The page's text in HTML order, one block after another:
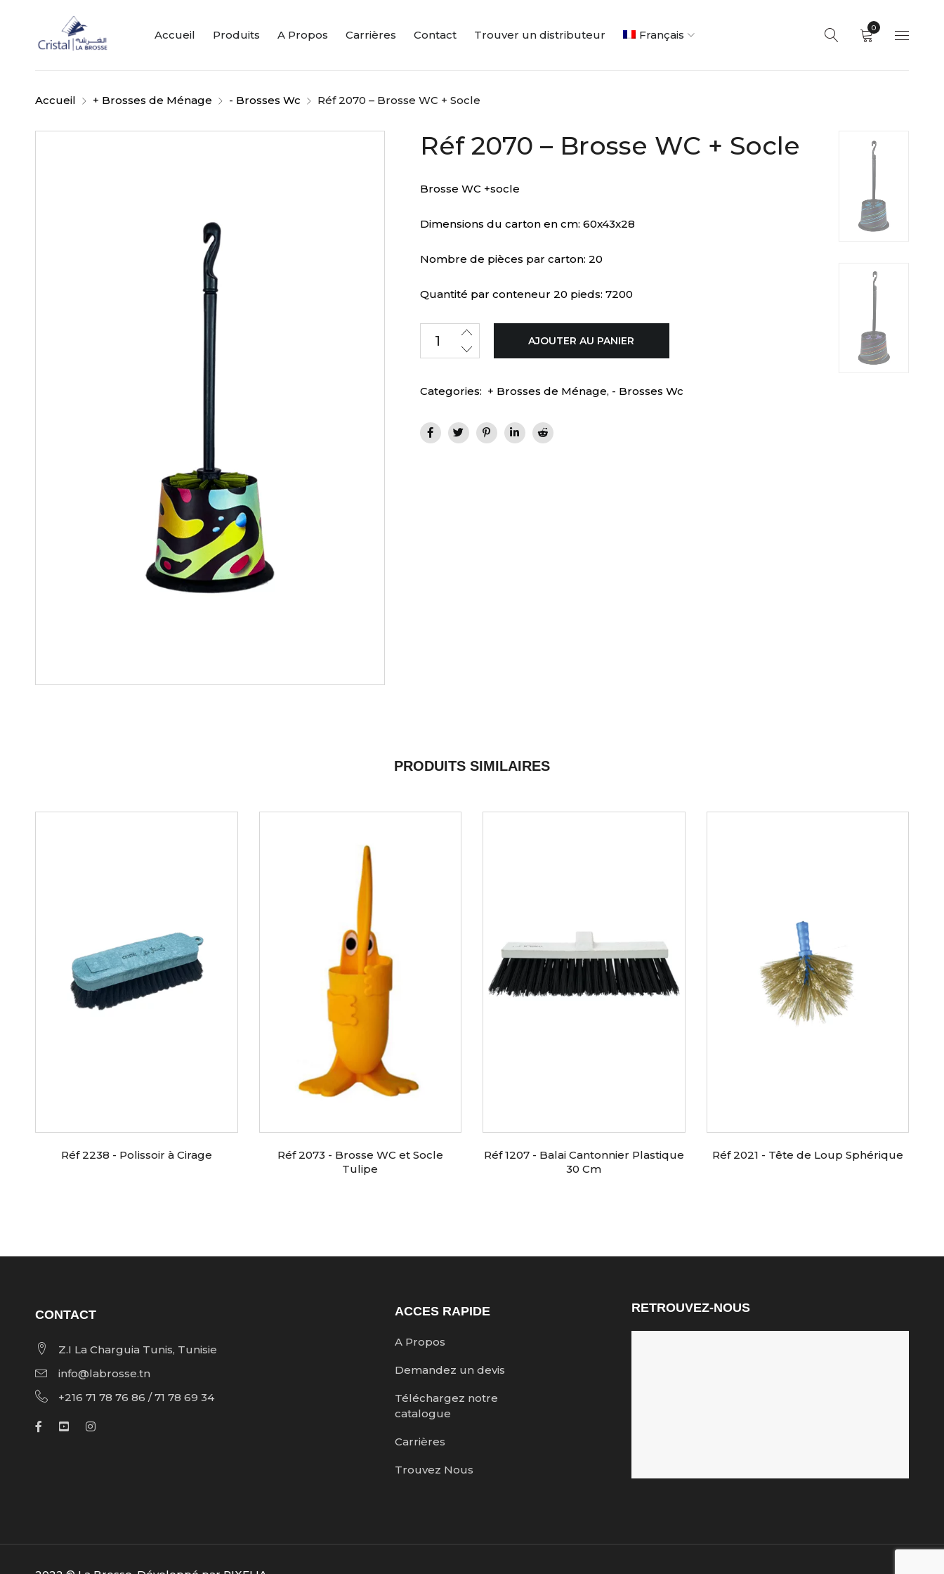
Accueil Produits A Propos Carrières Contact Trouver un distributeur Français
0
Accueil + Brosses de Ménage - Brosses Wc Réf 2070 – Brosse WC + Socle
Réf 2070 – Brosse WC + Socle
Brosse WC +socle
Dimensions du carton en cm: 60x43x28
Nombre de pièces par carton: 20
Quantité par conteneur 20 pieds: 7200
AJOUTER AU PANIER
Categories: + Brosses de Ménage, - Brosses Wc
PRODUITS SIMILAIRES
Réf 2238 - Polissoir à Cirage
Réf 2073 - Brosse WC et Socle
Tulipe
Réf 1207 - Balai Cantonnier Plastique
30 Cm
Réf 2021 - Tête de Loup Sphérique
CONTACT
Z.I La Charguia Tunis, Tunisie
info@labrosse.tn
+216 71 78 76 86 / 71 78 69 34
ACCES RAPIDE
A Propos
Demandez un devis
Téléchargez notre
catalogue
Carrières
Trouvez Nous
RETROUVEZ-NOUS